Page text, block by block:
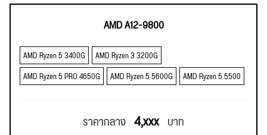
AMD A12-9800
AMD Ryzen 5 3400G
AMD Ryzen 3 3200G
AMD Ryzen 5 PRO 4650G
AMD Ryzen 5 5600G AMD Ryzen 5 5500
ราคากลาง 4,xxx บาท